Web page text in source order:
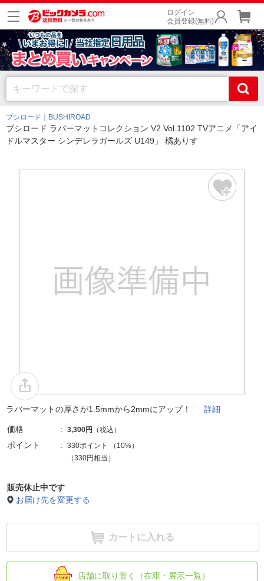
ログイン
会員登録(無料)
ブシロード｜BUSHIROAD
ブシロード ラバーマットコレクション V2 Vol.1102 TVアニメ「アイ
ドルマスター シンデレラガールズ U149」 橘ありす
ラバーマットの厚さが1.5mmから2mmにアップ！ 詳細
価格 3,300円 （税込）
ポイント 330ポイント （ 10%）
（330円相当）
販売休止中です
お届け先を変更する
カートに入れる
店舗に取り置く（在庫・展示一覧）